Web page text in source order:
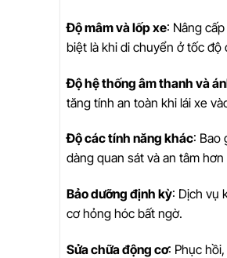
Độ mâm và lốp xe: Nâng
biệt là khi di chuyển ở tốc độ
Độ hệ thống âm thanh và
tăng tính an toàn khi lái xe
Độ các tính năng khác: Bao
dàng quan sát và an tâm
Bảo dưỡng định kỳ: Dịch vụ
cơ hỏng hóc bất ngờ.
Sửa chữa động cơ: Phục